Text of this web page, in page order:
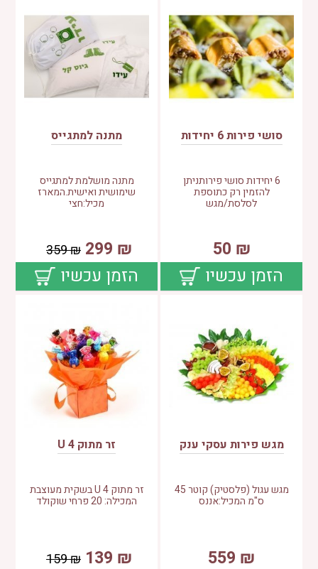
סושי פירות 6 יחידות
6 יחידות סושי פירותניתן
להזמין רק כתוספת
לסלסת/מגש
₪
50
הזמן עכשיו
מתנה למתגייס
מתנה מושלמת למתגייס
שימושית ואישית.המארז
מכיל:חצי
₪
299
₪
359
הזמן עכשיו
מגש פירות עסקי ענק
מגש עגול (פלסטיק) קוטר 45
ס"מ המכיל:אננס
₪
559
זר מתוק 4 U
זר מתוק 4 U בשקית מעוצבת
המכילה: 20 פרחי שוקולד
₪
139
₪
159